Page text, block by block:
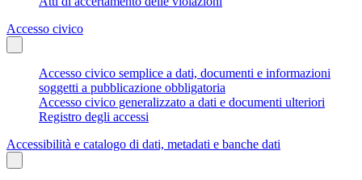
Accesso civico
Accesso civico semplice a dati, documenti e informazioni
soggetti a pubblicazione obbligatoria
Accesso civico generalizzato a dati e documenti ulteriori
Registro degli accessi
Accessibilità e catalogo di dati, metadati e banche dati